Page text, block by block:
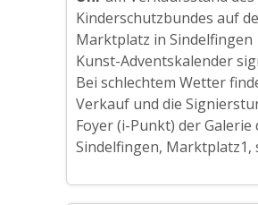
Kinderschutzbundes auf
Marktplatz in Sindelfingen
Kunst-Adventskalender
Bei schlechtem Wetter
Verkauf und die
Foyer (i-Punkt) der Galerie
Sindelfingen, Marktplatz1,